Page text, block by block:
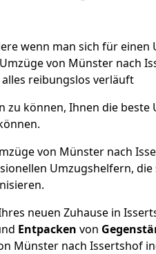
wenn man sich für einen
von Münster nach
reibungslos verläuft
zu können, Ihnen die
von Münster nach
Umzugshelfern,
neuen Zuhause in
Entpacken von
Münster nach Issertshof